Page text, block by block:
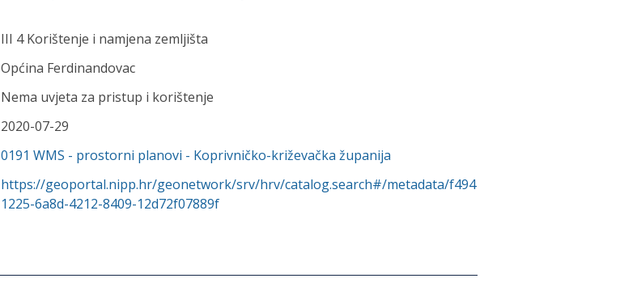
III 4 Korištenje i namjena zemljišta
Općina Ferdinandovac
Nema uvjeta za pristup i korištenje
2020-07-29
0191 WMS - prostorni planovi - Koprivničko-križevačka županija
https://geoportal.nipp.hr/geonetwork/srv/hrv/catalog.search#/metadata/f494
1225-6a8d-4212-8409-12d72f07889f